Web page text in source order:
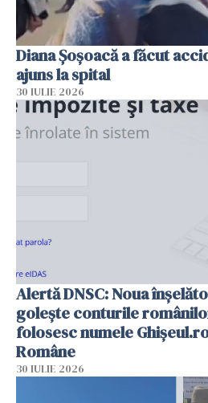
Diana Șoșoacă a făcut
ajuns la spital
30 IULIE 2026
Alertă DNSC: Noua
golește conturile
folosesc numele
Române
30 IULIE 2026